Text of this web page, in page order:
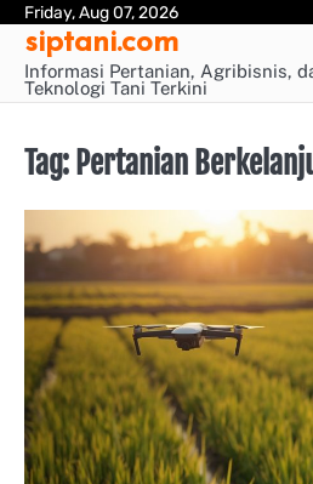
Skip
content
Friday, Aug 07, 2026
siptani.com
Informasi Pertanian, Agribisnis,
Teknologi Tani Terkini
Tag: Pertanian